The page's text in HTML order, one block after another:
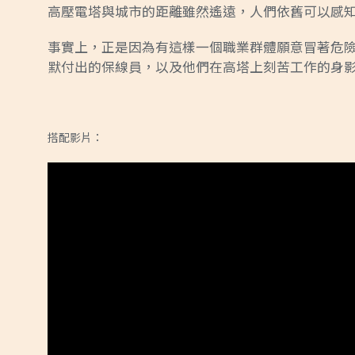
高壓電塔與城市的距離雖然遙遠，人們依舊可以感
事實上，正是因為有這樣一個職業群體願意冒著危
默付出的保線員，以及他們在高塔上刻苦工作的身
搭配影片：